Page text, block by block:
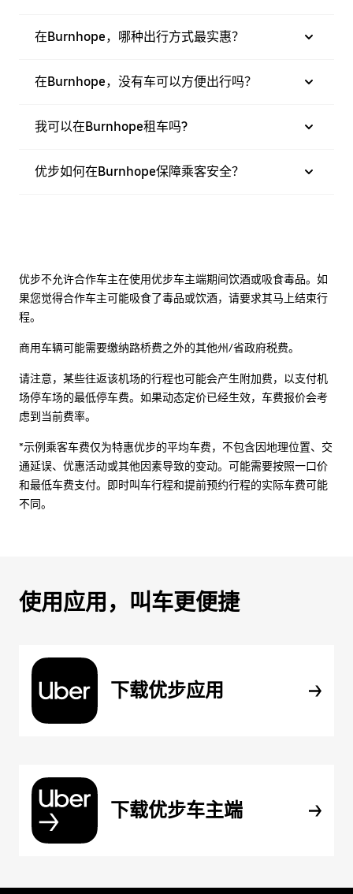
在Burnhope，哪种出行方式最实惠？
在Burnhope，没有车可以方便出行吗？
我可以在Burnhope租车吗?
优步如何在Burnhope保障乘客安全？
优步不允许合作车主在使用优步车主端期间饮酒或吸食毒品。如
果您觉得合作车主可能吸食了毒品或饮酒，请要求其马上结束行
程。
商用车辆可能需要缴纳路桥费之外的其他州/省政府税费。
请注意，某些往返该机场的行程也可能会产生附加费，以支付机
场停车场的最低停车费。如果动态定价已经生效，车费报价会考
虑到当前费率。
*示例乘客车费仅为特惠优步的平均车费，不包含因地理位置、交
通延误、优惠活动或其他因素导致的变动。可能需要按照一口价
和最低车费支付。即时叫车行程和提前预约行程的实际车费可能
不同。
使用应用，叫车更便捷
下载优步应用
下载优步车主端